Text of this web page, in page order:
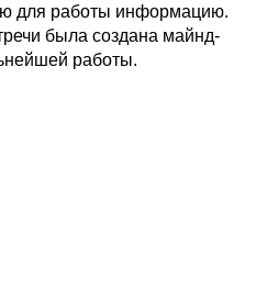
для работы информацию.
была создана майнд-
работы.